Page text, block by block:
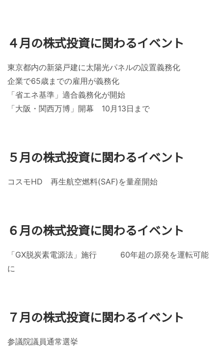
４月の株式投資に関わるイベント
東京都内の新築戸建に太陽光パネルの設置義務化
企業で65歳までの雇用が義務化
「省エネ基準」適合義務化が開始
「大阪・関西万博」開幕 10月13日まで
５月の株式投資に関わるイベント
コスモHD 再生航空燃料(SAF)を量産開始
６月の株式投資に関わるイベント
「GX脱炭素電源法」施行 60年超の原発を運転可能
に
７月の株式投資に関わるイベント
参議院議員通常選挙